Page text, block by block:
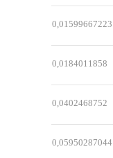
0,01599667223
0,0184011858
0,0402468752
0,05950287044